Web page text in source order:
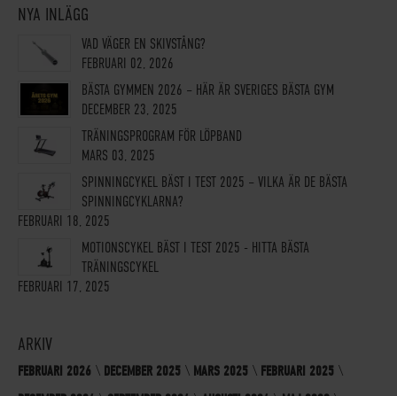
NYA INLÄGG
VAD VÄGER EN SKIVSTÅNG?
FEBRUARI 02, 2026
BÄSTA GYMMEN 2026 – HÄR ÄR SVERIGES BÄSTA GYM
DECEMBER 23, 2025
TRÄNINGSPROGRAM FÖR LÖPBAND
MARS 03, 2025
SPINNINGCYKEL BÄST I TEST 2025 – VILKA ÄR DE BÄSTA
SPINNINGCYKLARNA?
FEBRUARI 18, 2025
MOTIONSCYKEL BÄST I TEST 2025 - HITTA BÄSTA
TRÄNINGSCYKEL
FEBRUARI 17, 2025
ARKIV
FEBRUARI 2026 DECEMBER 2025 MARS 2025
FEBRUARI 2025